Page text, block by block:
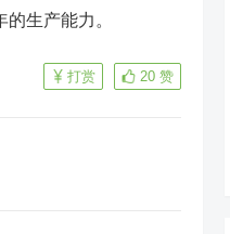
生产能力。
20 赞
打赏